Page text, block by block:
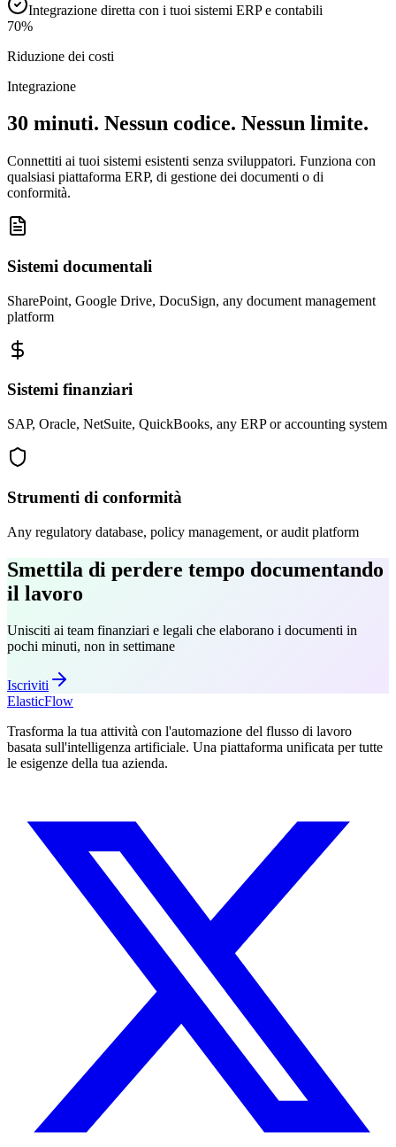
Integrazione diretta con i tuoi sistemi ERP e contabili
70%
Riduzione dei costi
Integrazione
30 minuti. Nessun codice. Nessun limite.
Connettiti ai tuoi sistemi esistenti senza sviluppatori. Funziona con
qualsiasi piattaforma ERP, di gestione dei documenti o di
conformità.
Sistemi documentali
SharePoint, Google Drive, DocuSign, any document management
platform
Sistemi finanziari
SAP, Oracle, NetSuite, QuickBooks, any ERP or accounting system
Strumenti di conformità
Any regulatory database, policy management, or audit platform
Smettila di perdere tempo documentando
il lavoro
Unisciti ai team finanziari e legali che elaborano i documenti in
pochi minuti, non in settimane
Iscriviti
ElasticFlow
Trasforma la tua attività con l'automazione del flusso di lavoro
basata sull'intelligenza artificiale. Una piattaforma unificata per tutte
le esigenze della tua azienda.